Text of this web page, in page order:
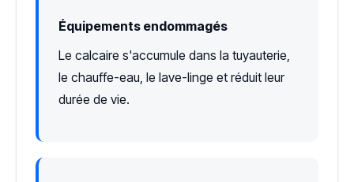
Équipements endommagés
Le calcaire s'accumule dans la tuyauterie,
le chauffe-eau, le lave-linge et réduit leur
durée de vie.